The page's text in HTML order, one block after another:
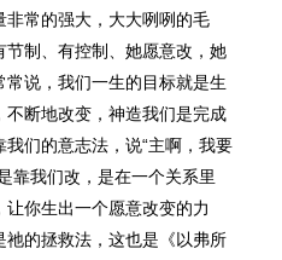
非常的强大，大大咧咧的毛
制、有控制、她愿意改，她
说，我们一生的目标就是生
不断地改变，神造我们是完成
们的意志法，说“主啊，我要
靠我们改，是在一个关系里
你生出一个愿意改变的力
的拯救法，这也是《以弗所